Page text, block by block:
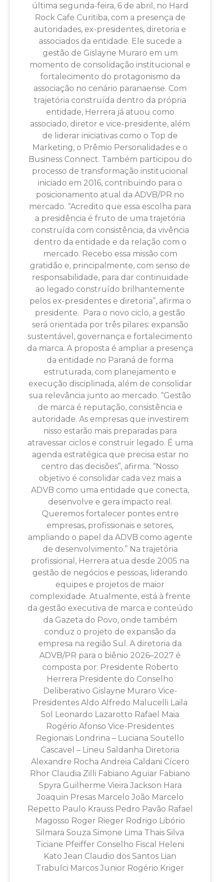
última segunda-feira, 6 de abril, no Hard
Rock Cafe Curitiba, com a presença de
autoridades, ex-presidentes, diretoria e
associados da entidade. Ele sucede a
gestão de Gislayne Muraro em um
momento de consolidação institucional e
fortalecimento do protagonismo da
associação no cenário paranaense. Com
trajetória construída dentro da própria
entidade, Herrera já atuou como
associado, diretor e vice-presidente, além
de liderar iniciativas como o Top de
Marketing, o Prêmio Personalidades e o
Business Connect. Também participou do
processo de transformação institucional
iniciado em 2016, contribuindo para o
posicionamento atual da ADVB/PR no
mercado. “Acredito que essa escolha para
a presidência é fruto de uma trajetória
construída com consistência, da vivência
dentro da entidade e da relação com o
mercado. Recebo essa missão com
gratidão e, principalmente, com senso de
responsabilidade, para dar continuidade
ao legado construído brilhantemente
pelos ex-presidentes e diretoria”, afirma o
presidente. Para o novo ciclo, a gestão
será orientada por três pilares: expansão
sustentável, governança e fortalecimento
da marca. A proposta é ampliar a presença
da entidade no Paraná de forma
estruturada, com planejamento e
execução disciplinada, além de consolidar
sua relevância junto ao mercado. “Gestão
de marca é reputação, consistência e
autoridade. As empresas que investirem
nisso estarão mais preparadas para
atravessar ciclos e construir legado. É uma
agenda estratégica que precisa estar no
centro das decisões”, afirma. “Nosso
objetivo é consolidar cada vez mais a
ADVB como uma entidade que conecta,
desenvolve e gera impacto real.
Queremos fortalecer pontes entre
empresas, profissionais e setores,
ampliando o papel da ADVB como agente
de desenvolvimento.” Na trajetória
profissional, Herrera atua desde 2005 na
gestão de negócios e pessoas, liderando
equipes e projetos de maior
complexidade. Atualmente, está à frente
da gestão executiva de marca e conteúdo
da Gazeta do Povo, onde também
conduz o projeto de expansão da
empresa na região Sul. A diretoria da
ADVB/PR para o biênio 2026–2027 é
composta por: Presidente Roberto
Herrera Presidente do Conselho
Deliberativo Gislayne Muraro Vice-
Presidentes Aldo Alfredo Malucelli Laila
Sol Leonardo Lazarotto Rafael Maia
Rogério Afonso Vice-Presidentes
Regionais Londrina – Luciana Soutello
Cascavel – Lineu Saldanha Diretoria
Alexandre Rocha Andreia Caldani Cícero
Rhor Claudia Zilli Fabiano Aguiar Fabiano
Spyra Guilherme Vieira Jackson Hara
Joaquin Presas Marcelo João Marcelo
Repetto Paulo Krauss Pedro Pavão Rafael
Magosso Roger Rieger Rodrigo Libório
Silmara Souza Simone Lima Thais Silva
Ticiane Pfeiffer Conselho Fiscal Heleni
Kato Jean Claudio dos Santos Lian
Trabulci Marcos Junior Rogério Kriger